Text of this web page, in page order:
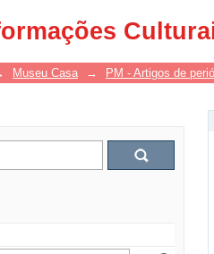
Museu Casa → PM - Artigos de